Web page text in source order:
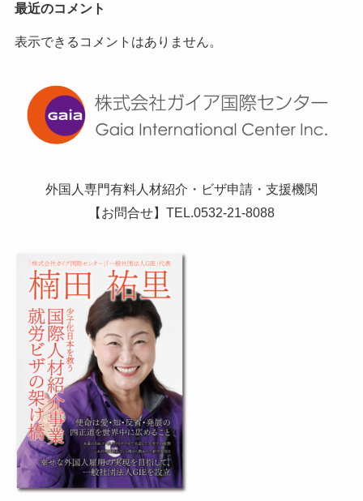
最近のコメント
表示できるコメントはありません。
外国人専門有料人材紹介・ビザ申請・支援機関
【お問合せ】TEL.0532-21-8088